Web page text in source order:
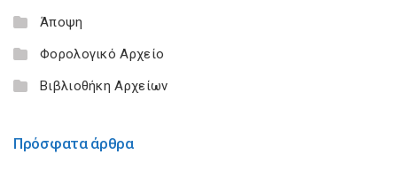
Άποψη
Φορολογικό Αρχείο
Βιβλιοθήκη Αρχείων
Πρόσφατα άρθρα